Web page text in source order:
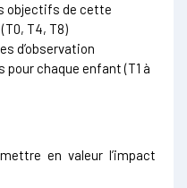
objectifs de cette
T4, T8)
d’observation
chaque enfant (T1 à
en valeur l’impact